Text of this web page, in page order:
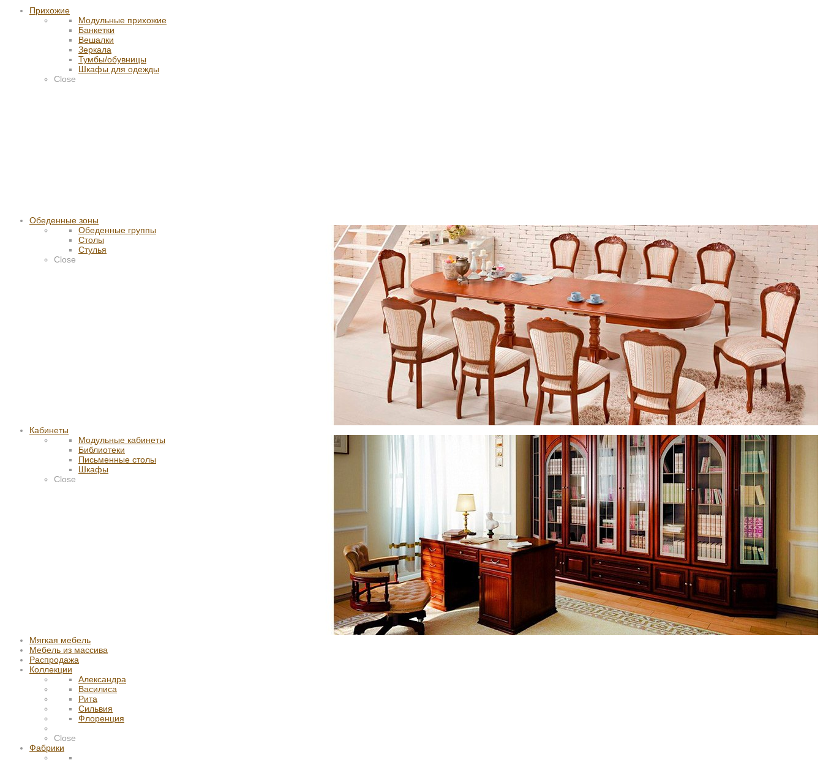
Прихожие
Модульные прихожие
Банкетки
Вешалки
Зеркала
Тумбы/обувницы
Шкафы для одежды
Close
Обеденные зоны
Обеденные группы
Столы
Стулья
Close
Кабинеты
Модульные кабинеты
Библиотеки
Письменные столы
Шкафы
Close
Мягкая мебель
Мебель из массива
Распродажа
Коллекции
Александра
Василиса
Рита
Сильвия
Флоренция
Close
Фабрики